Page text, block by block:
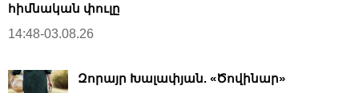
հիմնական փուլը
14:48-03.08.26
Զորայր Խալափյան. «Ծովինար»